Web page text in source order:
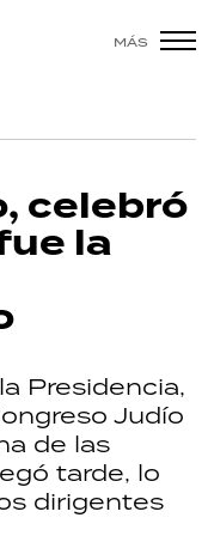
MÁS
celebró
la
Presidencia,
Judío
de las
tarde, lo
dirigentes